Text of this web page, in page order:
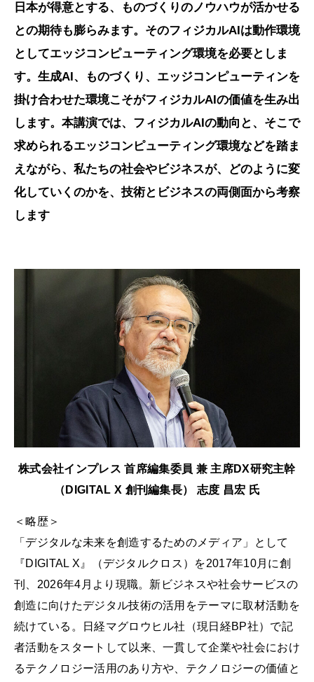
日本が得意とする、ものづくりのノウハウが活かせる
との期待も膨らみます。そのフィジカルAIは動作環境
としてエッジコンピューティング環境を必要としま
す。生成AI、ものづくり、エッジコンピューティンを
掛け合わせた環境こそがフィジカルAIの価値を生み出
します。本講演では、フィジカルAIの動向と、そこで
求められるエッジコンピューティング環境などを踏ま
えながら、私たちの社会やビジネスが、どのように変
化していくのかを、技術とビジネスの両側面から考察
します
株式会社インプレス 首席編集委員 兼 主席DX研究主幹
（DIGITAL X 創刊編集長） 志度 昌宏 氏
＜略歴＞
「デジタルな未来を創造するためのメディア」として
『DIGITAL X』（デジタルクロス）を2017年10月に創
刊、2026年4月より現職。新ビジネスや社会サービスの
創造に向けたデジタル技術の活用をテーマに取材活動を
続けている。日経マグロウヒル社（現日経BP社）で記
者活動をスタートして以来、一貫して企業や社会におけ
るテクノロジー活用のあり方や、テクノロジーの価値と